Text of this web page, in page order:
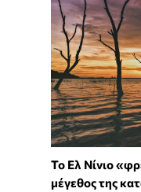
Το Ελ Νίνιο
μέγεθος της